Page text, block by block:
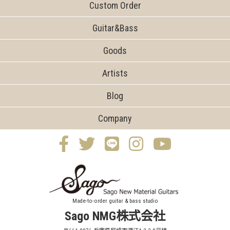
Custom Order
Guitar&Bass
Goods
Artists
Blog
Company
Made-to-order guitar & bass studio
Sago NMG株式会社